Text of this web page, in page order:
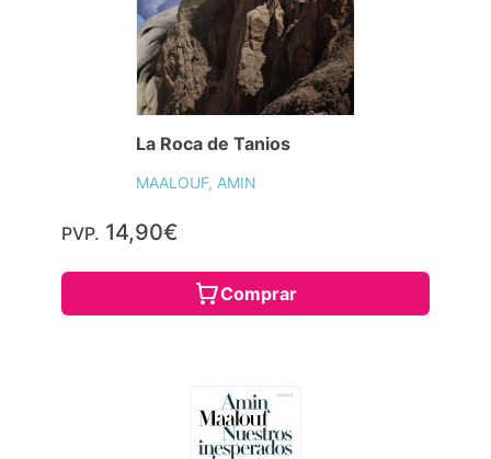
La Roca de Tanios
MAALOUF, AMIN
PVP. 14,90€
Comprar